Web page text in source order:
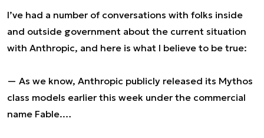
I’ve had a number of conversations with folks inside
and outside government about the current situation
with Anthropic, and here is what I believe to be true:
— As we know, Anthropic publicly released its Mythos
class models earlier this week under the commercial
name Fable.…